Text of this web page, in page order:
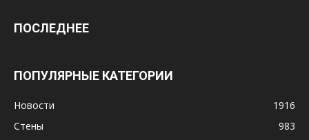
ПОСЛЕДНЕЕ
ПОПУЛЯРНЫЕ КАТЕГОРИИ
Новости
1916
Стены
983